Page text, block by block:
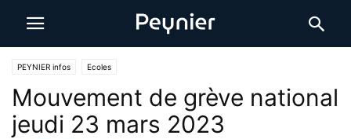
PEYNIER infos Ecoles
Mouvement de grève national
jeudi 23 mars 2023